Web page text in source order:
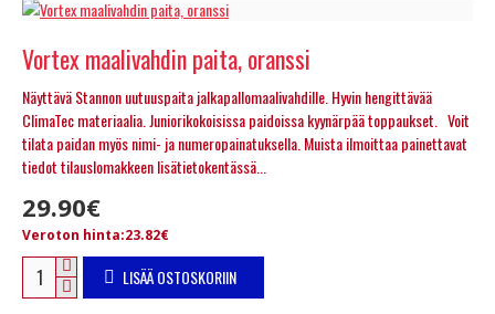
Vortex maalivahdin paita, oranssi
Näyttävä Stannon uutuuspaita jalkapallomaalivahdille. Hyvin hengittävää
ClimaTec materiaalia. Juniorikokoisissa paidoissa kyynärpää toppaukset. Voit
tilata paidan myös nimi- ja numeropainatuksella. Muista ilmoittaa painettavat
tiedot tilauslomakkeen lisätietokentässä...
29.90€
Veroton hinta:23.82€
LISÄÄ OSTOSKORIIN